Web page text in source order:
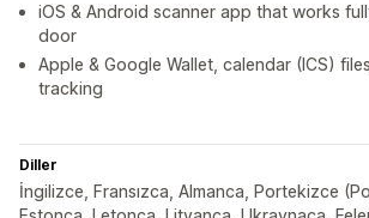
iOS & Android scanner app that works
door
Apple & Google Wallet, calendar (ICS)
tracking
Diller
İngilizce, Fransızca, Almanca, Portekizce